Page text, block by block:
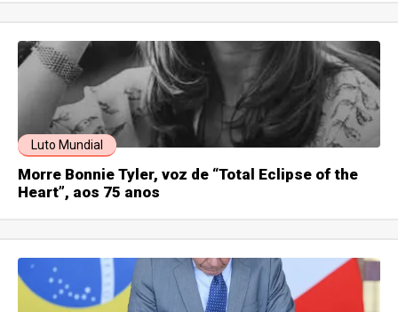
Luto Mundial
Morre Bonnie Tyler, voz de “Total Eclipse of the
Heart”, aos 75 anos